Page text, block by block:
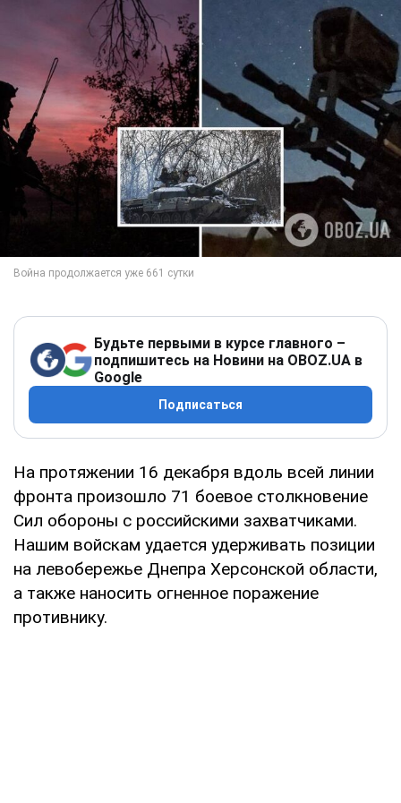
Будьте первыми в курсе главного –
подпишитесь на Новини на OBOZ.UA в
Google
Подписаться
На протяжении 16 декабря вдоль всей линии
фронта произошло 71 боевое столкновение
Сил обороны с российскими захватчиками.
Нашим войскам удается удерживать позиции
на левобережье Днепра Херсонской области,
а также наносить огненное поражение
противнику.